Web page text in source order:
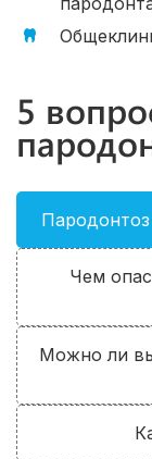
5
Чем
Можно ли